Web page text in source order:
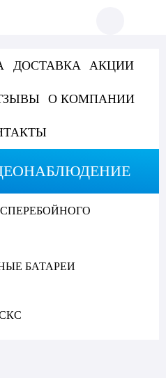
ДОСТАВКА АКЦИИ
О КОМПАНИИ
БАТАРЕИ